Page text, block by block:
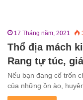
17 Tháng năm, 2021
Thổ địa mách
Rang tự túc,
Nếu bạn đang cố trốn
của những ồn ào,